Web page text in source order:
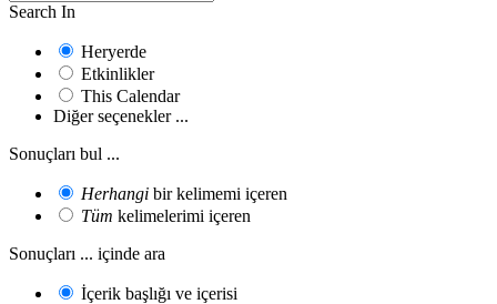
Search In
Heryerde
Etkinlikler
This Calendar
Diğer seçenekler ...
Sonuçları bul ...
Herhangi bir kelimemi içeren
Tüm kelimelerimi içeren
Sonuçları ... içinde ara
İçerik başlığı ve içerisi